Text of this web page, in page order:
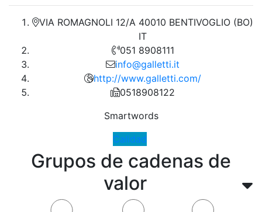
Grupos de cadenas de
valor
VIA ROMAGNOLI 12/A 40010 BENTIVOGLIO (BO)
IT
051 8908111
info@galletti.it
http://www.galletti.com/
0518908122
Smartwords
Calidad